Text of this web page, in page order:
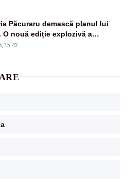
Păcuraru demască planul lui
O nouă ediție explozivă a
„Miza Zilei” la Realitatea PLUS
15:42